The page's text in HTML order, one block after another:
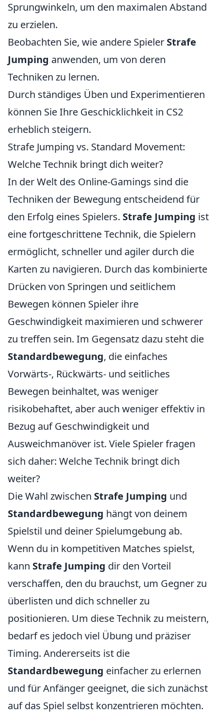
Sprungwinkeln, um den maximalen Abstand
zu erzielen.
Beobachten Sie, wie andere Spieler Strafe
Jumping anwenden, um von deren
Techniken zu lernen.
Durch ständiges Üben und Experimentieren
können Sie Ihre Geschicklichkeit in CS2
erheblich steigern.
Strafe Jumping vs. Standard Movement:
Welche Technik bringt dich weiter?
In der Welt des Online-Gamings sind die
Techniken der Bewegung entscheidend für
den Erfolg eines Spielers. Strafe Jumping ist
eine fortgeschrittene Technik, die Spielern
ermöglicht, schneller und agiler durch die
Karten zu navigieren. Durch das kombinierte
Drücken von Springen und seitlichem
Bewegen können Spieler ihre
Geschwindigkeit maximieren und schwerer
zu treffen sein. Im Gegensatz dazu steht die
Standardbewegung, die einfaches
Vorwärts-, Rückwärts- und seitliches
Bewegen beinhaltet, was weniger
risikobehaftet, aber auch weniger effektiv in
Bezug auf Geschwindigkeit und
Ausweichmanöver ist. Viele Spieler fragen
sich daher: Welche Technik bringt dich
weiter?
Die Wahl zwischen Strafe Jumping und
Standardbewegung hängt von deinem
Spielstil und deiner Spielumgebung ab.
Wenn du in kompetitiven Matches spielst,
kann Strafe Jumping dir den Vorteil
verschaffen, den du brauchst, um Gegner zu
überlisten und dich schneller zu
positionieren. Um diese Technik zu meistern,
bedarf es jedoch viel Übung und präziser
Timing. Andererseits ist die
Standardbewegung einfacher zu erlernen
und für Anfänger geeignet, die sich zunächst
auf das Spiel selbst konzentrieren möchten.